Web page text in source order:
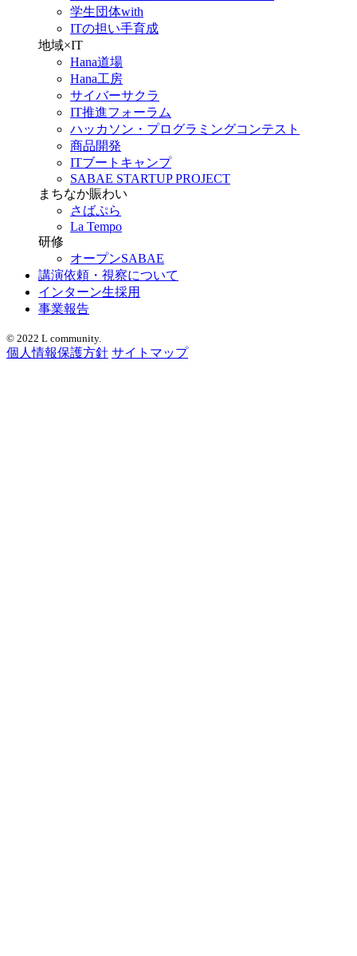
学生団体with
ITの担い手育成
地域×IT
Hana道場
Hana工房
サイバーサクラ
IT推進フォーラム
ハッカソン・プログラミングコンテスト
商品開発
ITブートキャンプ
SABAE STARTUP PROJECT
まちなか賑わい
さばぷら
La Tempo
研修
オープンSABAE
講演依頼・視察について
インターン生採用
事業報告
© 2022 L community.
個人情報保護方針 サイトマップ